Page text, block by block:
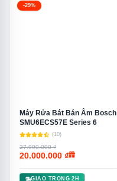
-29%
Máy Rửa Bát Bán Âm Bosch
SMU6ECS57E Series 6
(10)
27.990.000 ₫
20.000.000 ₫
GIAO TRONG 2H